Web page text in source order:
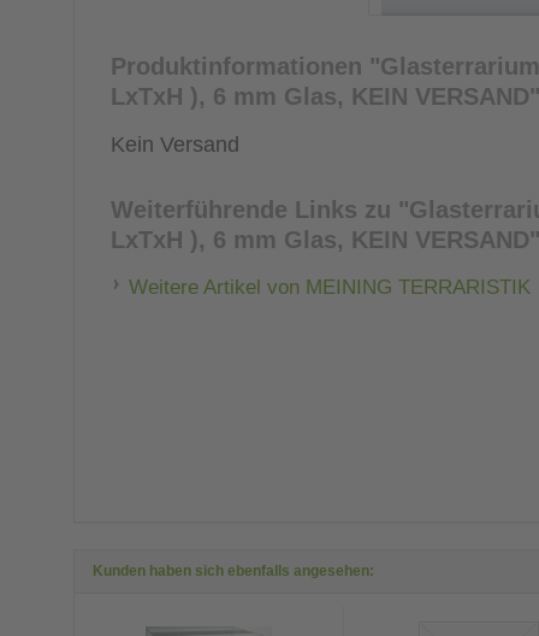
Produktinformationen
LxTxH ), 6 mm Glas, KEIN VERSAND"
Kein Versand
Weiterführende Links zu
LxTxH ), 6 mm Glas, KEIN VERSAND"
Weitere Artikel von MEINING TERRARISTIK
Kunden haben sich ebenfalls angesehen: